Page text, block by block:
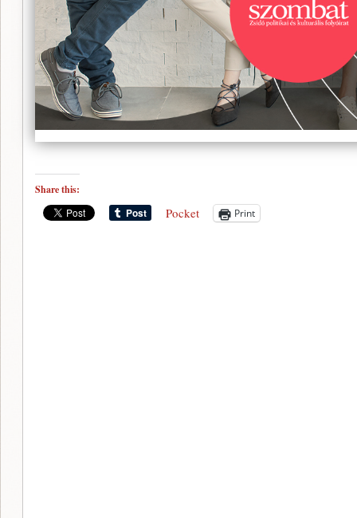
Share this:
Pocket Print